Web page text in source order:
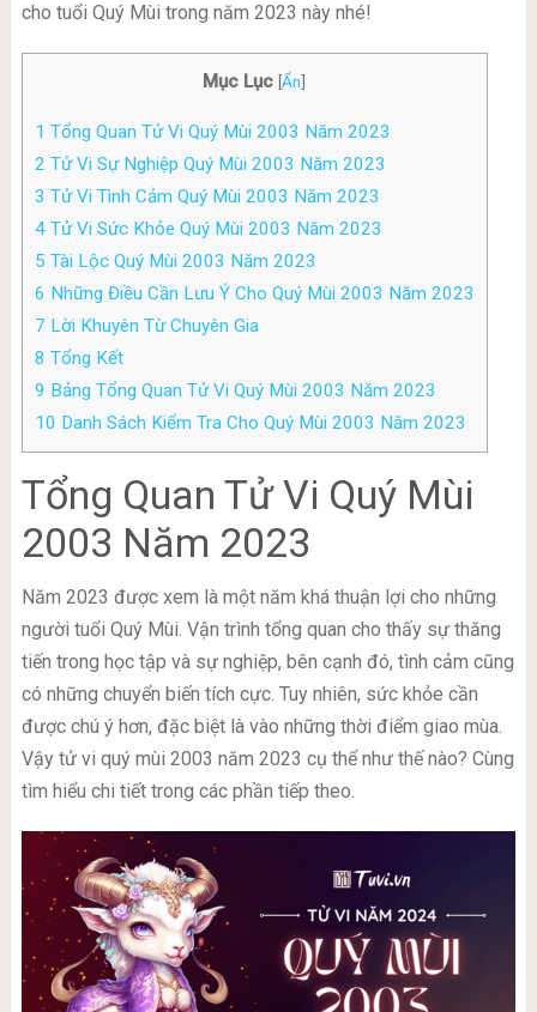
cho tuổi Quý Mùi trong năm 2023 này nhé!
Mục Lục [Ẩn]
1 Tổng Quan Tử Vi Quý Mùi 2003 Năm 2023
2 Tử Vi Sự Nghiệp Quý Mùi 2003 Năm 2023
3 Tử Vi Tình Cảm Quý Mùi 2003 Năm 2023
4Tử Vi Sức Khỏe Quý Mùi 2003 Năm 2023
5 Tài Lộc Quý Mùi 2003 Năm 2023
6 Những Điều Cần Lưu Ý Cho Quý Mùi 2003 Năm 2023
7 Lời Khuyên Từ Chuyên Gia
8 Tổng Kết
9 Bảng Tổng Quan Tử Vi Quý Mùi 2003 Năm 2023
10 Danh Sách Kiểm Tra Cho Quý Mùi 2003 Năm 2023
Tổng Quan Tử Vi Quý Mùi
2003 Năm 2023
Năm 2023 được xem là một năm khá thuận lợi cho những
người tuổi Quý Mùi. Vận trình tổng quan cho thấy sự thăng
tiến trong học tập và sự nghiệp, bên cạnh đó, tình cảm cũng
có những chuyển biến tích cực. Tuy nhiên, sức khỏe cần
được chú ý hơn, đặc biệt là vào những thời điểm giao mùa.
Vậy tử vi quý mùi 2003 năm 2023 cụ thể như thế nào? Cùng
tìm hiểu chi tiết trong các phần tiếp theo.